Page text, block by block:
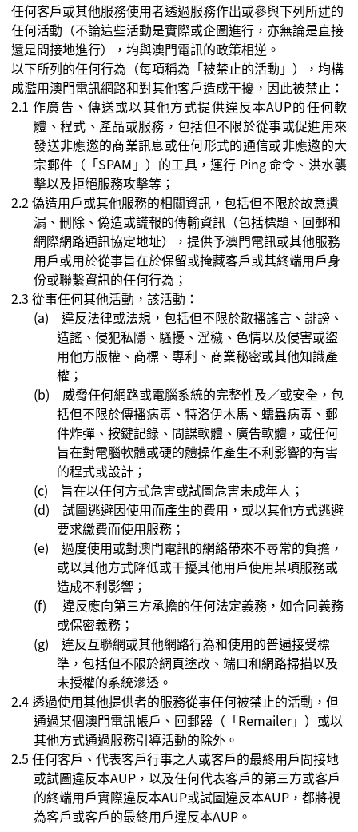
任何客戶或其他服務使用者透過服務作出或參與下列所述的
任何活動（不論這些活動是實際或企圖進行，亦無論是直接
還是間接地進行），均與澳門電訊的政策相逆。
以下所列的任何行為（每項稱為 「被禁止的活動 」 ），均構
成濫用澳門電訊網路和對其他客戶造成干擾，因此被禁止：
2.1作廣告、傳送或以其他方式提供違反本AUP的任何軟
體、程式、產品或服務，包括但不限於從事或促進用來
發送非應邀的商業訊息或任何形式的通信或非應邀的大
宗郵件（「SPAM 」）的工具，運行 Ping命令、洪水襲
擊以及拒絕服務攻擊等；
2.2 偽造用戶或其他服務的相關資訊，包括但不限於故意遺
漏、刪除、偽造或謊報的傳輸資訊（包括標題、回郵和
網際網路通訊協定地址），提供予澳門電訊或其他服務
用戶或用於從事旨在於保留或掩藏客戶或其終端用戶身
份或聯繫資訊的任何行為；
2.3 從事任何其他活動，該活動：
(a)
違反法律或法規，包括但不限於散播謠言、誹謗、
造謠、侵犯私隱、騷擾、淫穢、色情以及侵害或盜
用他方版權、商標、專利、商業秘密或其他知識產
權；
(b)
威脅任何網路或電腦系統的完整性及／或安全，包
括但不限於傳播病毒、特洛伊木馬、蠕蟲病毒、郵
件炸彈、按鍵記錄、間諜軟體、廣告軟體，或任何
旨在對電腦軟體或硬的體操作產生不利影響的有害
的程式或設計；
(c)
旨在以任何方式危害或試圖危害未成年人；
(d)
試圖逃避因使用而產生的費用，或以其他方式逃避
要求繳費而使用服務；
(e)
過度使用或對澳門電訊的網絡帶來不尋常的負擔，
或以其他方式降低或干擾其他用戶使用某項服務或
造成不利影響；
(f)
違反應向第三方承擔的任何法定義務，如合同義務
或保密義務；
(g)
違反互聯網或其他網路行為和使用的普遍接受標
準，包括但不限於網頁塗改、端口和網路掃描以及
未授權的系統滲透。
2.4透過使用其他提供者的服務從事任何被禁止的活動，但
通過某個澳門電訊帳戶、回郵器（「Remailer」）或以
其他方式通過服務引導活動的除外。
2.5 任何客戶、代表客戶行事之人或客戶的最終用戶間接地
或試圖違反本AUP ，以及任何代表客戶的第三方或客戶
的終端用戶實際違反本AUP或試圖違反本AUP ，都將視
為客戶或客戶的最終用戶違反本AUP 。